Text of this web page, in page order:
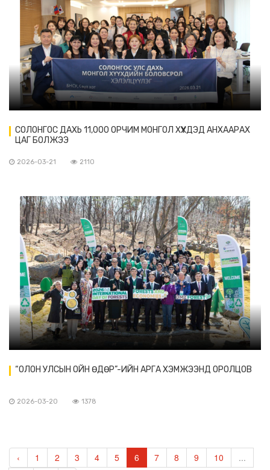
СОЛОНГОС ДАХЬ 11,000 ОРЧИМ МОНГОЛ ХҮҮХДЭД АНХААРАХ
ЦАГ БОЛЖЭЭ
2026-03-21 2110
“ОЛОН УЛСЫН ОЙН ӨДӨР”-ИЙН АРГА ХЭМЖЭЭНД ОРОЛЦОВ
2026-03-20 1378
‹ 1 2 3 4 5 6 7 8 9 10
...